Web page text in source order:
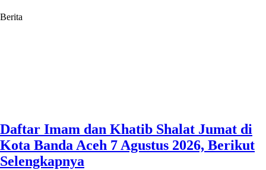
Berita
Daftar Imam dan Khatib Shalat Jumat di
Kota Banda Aceh 7 Agustus 2026, Berikut
Selengkapnya